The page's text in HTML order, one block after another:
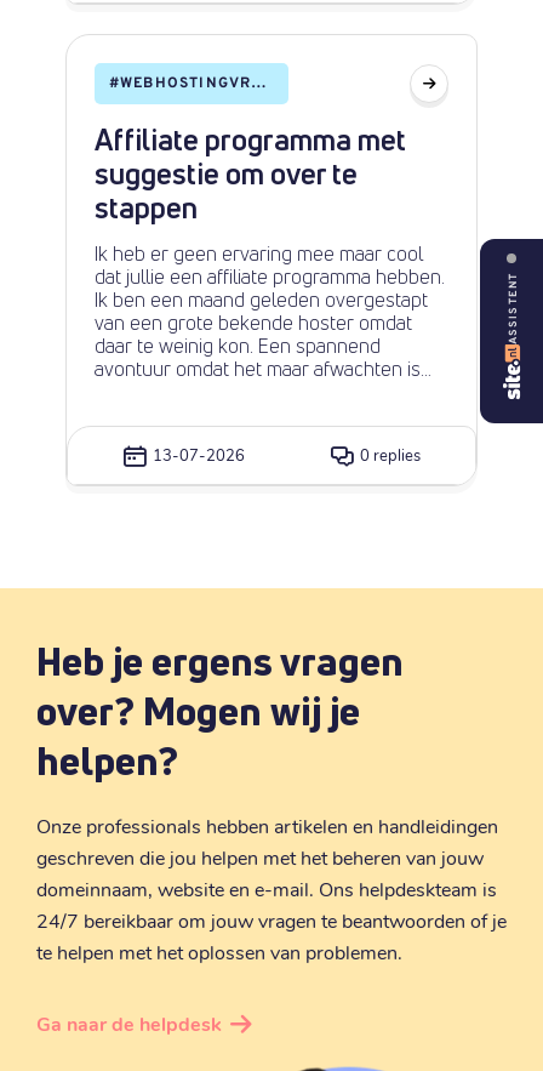
subdomein. Wordt dit automatisch
aangemaakt door site.nl, of moet ik dit
'mail.domeinnaam.be' , wat een
subdomein is van domeinnaam.be
geredirect naar https://mail.site.eu/
#WEBHOSTINGVRAGEN
Affiliate programma met
suggestie om over te
stappen
Ik heb er geen ervaring mee maar cool
dat jullie een affiliate programma hebben.
Ik ben een maand geleden overgestapt
van een grote bekende hoster omdat
daar te weinig kon. Een spannend
avontuur omdat het maar afwachten is
ik zet onderaan mijn hoofdsite
https://www.rudymentair.nl de overstap-
13-07-2026 0 replies
Heb je ergens vragen
over? Mogen wij je
helpen?
Onze professionals hebben artikelen en handleidingen
geschreven die jou helpen met het beheren van jouw
domeinnaam, website en e-mail. Ons helpdeskteam is
24/7 bereikbaar om jouw vragen te beantwoorden of je
te helpen met het oplossen van problemen.
Ga naar de helpdesk
ASSISTENT